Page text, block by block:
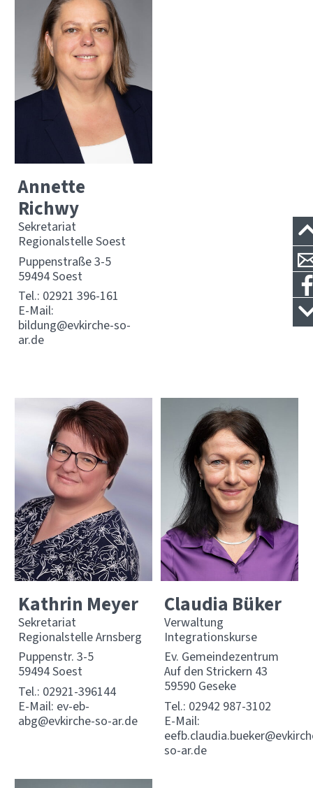
Annette
Richwy
Sekretariat
Regionalstelle Soest
Puppenstraße 3-5
59494 Soest
Tel.: 02921 396-161
E-Mail:
bildung@evkirche-so-
ar.de
Kathrin Meyer
Sekretariat
Regionalstelle Arnsberg
Puppenstr. 3-5
59494 Soest
Tel.: 02921-396144
E-Mail: ev-eb-
abg@evkirche-so-ar.de
Claudia Büker
Verwaltung
Integrationskurse
Ev. Gemeindezentrum
Auf den Strickern 43
59590 Geseke
Tel.: 02942 987-3102
E-Mail:
so-ar.de